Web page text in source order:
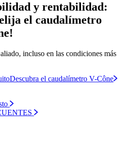
y rentabilidad:
elija el caudalímetro
incluso en las condiciones más
Descubra el caudalímetro V-Cône